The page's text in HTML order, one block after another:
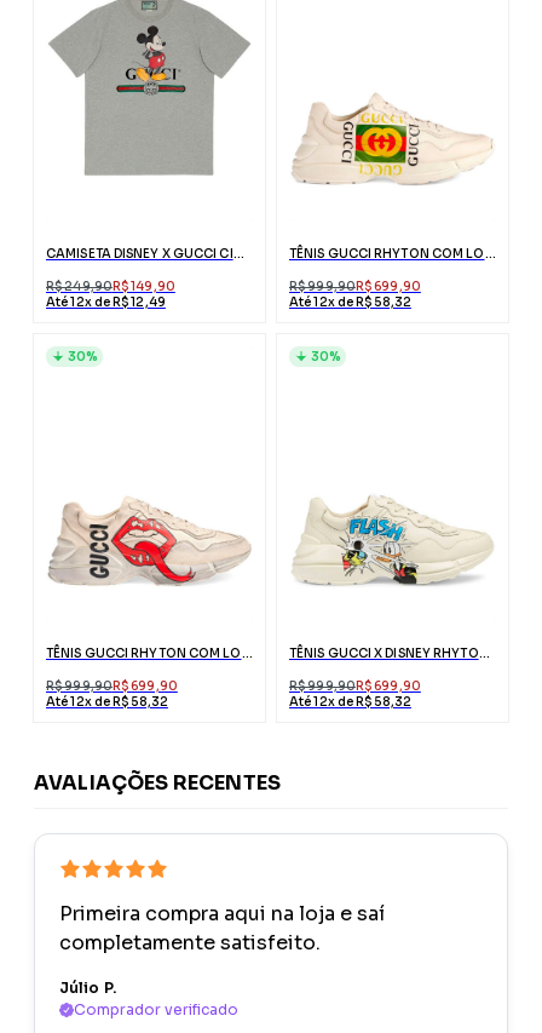
CAMISETA DISNEY X GUCCI CINZA
R$ 249,90R$ 149,90
Até 12x de R$ 12,49
TÊNIS GUCCI RHYTON COM LOGO GUCCI
R$ 999,90R$ 699,90
Até 12x de R$ 58,32
TÊNIS GUCCI RHYTON COM LOGO DE BOCA
R$ 999,90R$ 699,90
Até 12x de R$ 58,32
30%
TÊNIS GUCCI X DISNEY RHYTON PATO DONALD
R$ 999,90R$ 699,90
Até 12x de R$ 58,32
30%
AVALIAÇÕES RECENTES
Primeira compra aqui na loja e saí
completamente satisfeito.
Júlio P.
Comprador verificado